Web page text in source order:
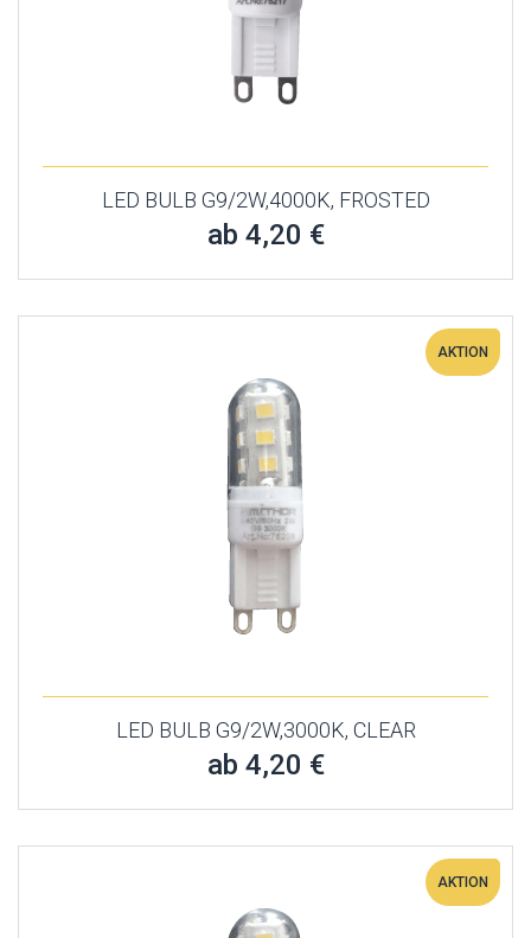
LED BULB G9/2W,4000K, FROSTED
ab 4,20 €
AKTION
LED BULB G9/2W,3000K, CLEAR
ab 4,20 €
AKTION